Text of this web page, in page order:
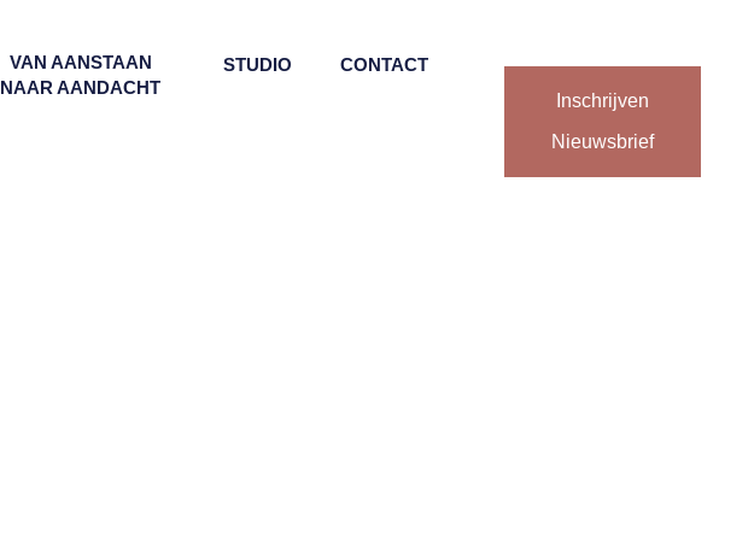
VAN AANSTAAN
NAAR AANDACHT
STUDIO CONTACT
Inschrijven
Nieuwsbrief